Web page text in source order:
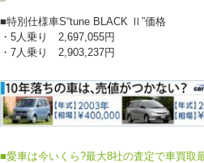
■特別仕様車S“tune BLACK Ⅱ”価格
・5人乗り 2,697,055円
・7人乗り 2,903,237円
■愛車は今いくら?最大8社の査定で車買取